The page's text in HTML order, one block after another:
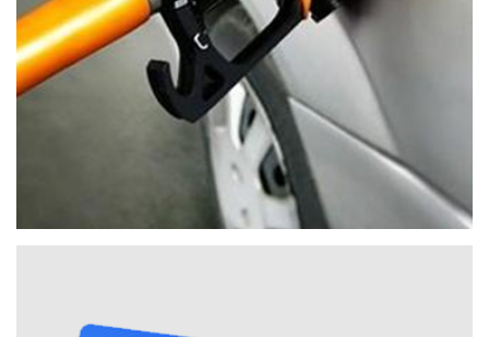
油·车：中石化加油券、易捷电子提货券； 中石油电子加油